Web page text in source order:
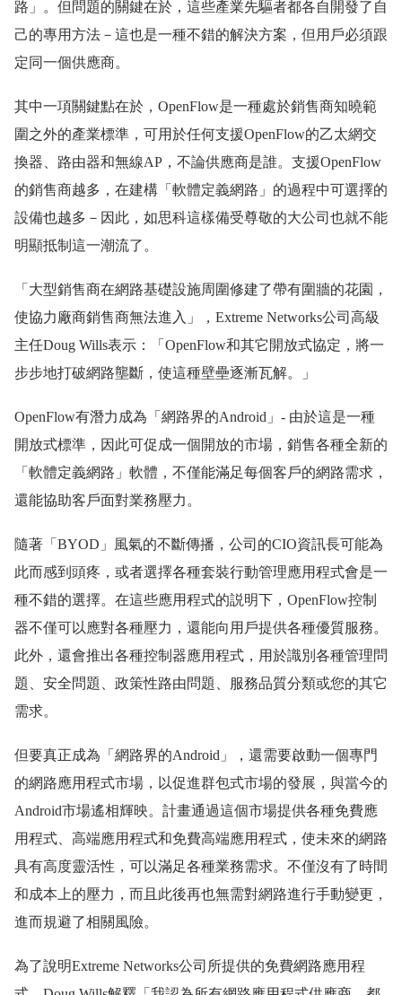
路」。但問題的關鍵在於，這些產業先驅者都各自開發了自
己的專用方法－這也是一種不錯的解決方案，但用戶必須跟
定同一個供應商。
其中一項關鍵點在於，OpenFlow是一種處於銷售商知曉範
圍之外的產業標準，可用於任何支援OpenFlow的乙太網交
換器、路由器和無線AP，不論供應商是誰。支援OpenFlow
的銷售商越多，在建構「軟體定義網路」的過程中可選擇的
設備也越多－因此，如思科這樣備受尊敬的大公司也就不能
明顯抵制這一潮流了。
「大型銷售商在網路基礎設施周圍修建了帶有圍牆的花園，
使協力廠商銷售商無法進入」，Extreme Networks公司高級
主任Doug Wills表示：「OpenFlow和其它開放式協定，將一
步步地打破網路壟斷，使這種壁壘逐漸瓦解。」
OpenFlow有潛力成為「網路界的Android」- 由於這是一種
開放式標準，因此可促成一個開放的市場，銷售各種全新的
「軟體定義網路」軟體，不僅能滿足每個客戶的網路需求，
還能協助客戶面對業務壓力。
隨著「BYOD」風氣的不斷傳播，公司的CIO資訊長可能為
此而感到頭疼，或者選擇各種套裝行動管理應用程式會是一
種不錯的選擇。在這些應用程式的説明下，OpenFlow控制
器不僅可以應對各種壓力，還能向用戶提供各種優質服務。
此外，還會推出各種控制器應用程式，用於識別各種管理問
題、安全問題、政策性路由問題、服務品質分類或您的其它
需求。
但要真正成為「網路界的Android」，還需要啟動一個專門
的網路應用程式市場，以促進群包式市場的發展，與當今的
Android市場遙相輝映。計畫通過這個市場提供各種免費應
用程式、高端應用程式和免費高端應用程式，使未來的網路
具有高度靈活性，可以滿足各種業務需求。不僅沒有了時間
和成本上的壓力，而且此後再也無需對網路進行手動變更，
進而規避了相關風險。
為了說明Extreme Networks公司所提供的免費網路應用程